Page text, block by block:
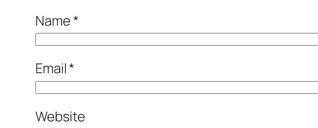
Name*
Email*
Website